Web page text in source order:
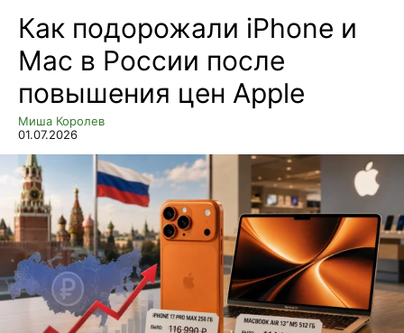
Как подорожали iPhone и
Mac в России после
повышения цен Apple
Миша Королев
01.07.2026